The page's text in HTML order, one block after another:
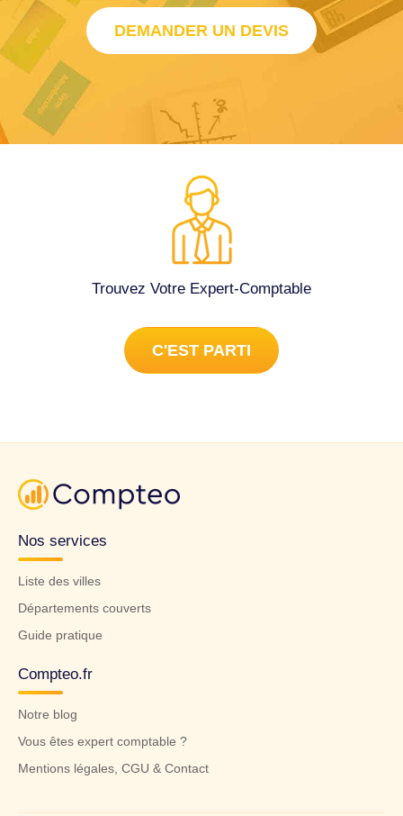
DEMANDER UN DEVIS
Trouvez Votre Expert-Comptable
C'EST PARTI
Nos services
Liste des villes
Départements couverts
Guide pratique
Compteo.fr
Notre blog
Vous êtes expert comptable ?
Mentions légales, CGU & Contact